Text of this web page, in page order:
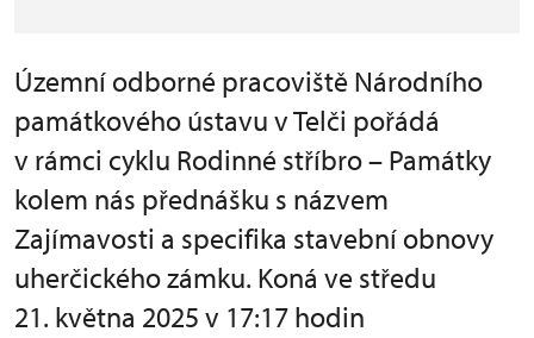
Územní odborné pracoviště Národního
památkového ústavu v Telči pořádá
v rámci cyklu Rodinné stříbro – Památky
kolem nás přednášku s názvem
Zajímavosti a specifika stavební obnovy
uherčického zámku. Koná ve středu
21. května 2025 v 17:17 hodin